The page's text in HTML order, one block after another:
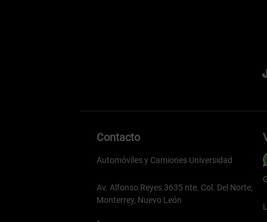
Contacto
Automóviles y Camiones Universidad
Av. Alfonso Reyes 3635 nte. Col. Del Norte,
Monterrey, Nuevo León